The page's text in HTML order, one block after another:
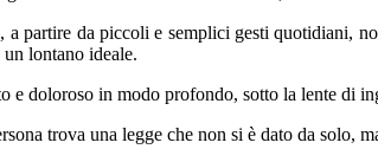
partire da piccoli e semplici gesti quotidiani,
lontano ideale.
e doloroso in modo profondo, sotto la lente di
trova una legge che non si è dato da solo,